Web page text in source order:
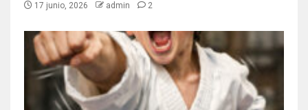
17 junio, 2026 admin 2